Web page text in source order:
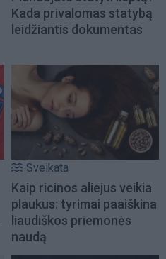
Kada privalomas statybą
leidžiantis dokumentas
Sveikata
Kaip ricinos aliejus veikia
plaukus: tyrimai paaiškina
liaudiškos priemonės
naudą